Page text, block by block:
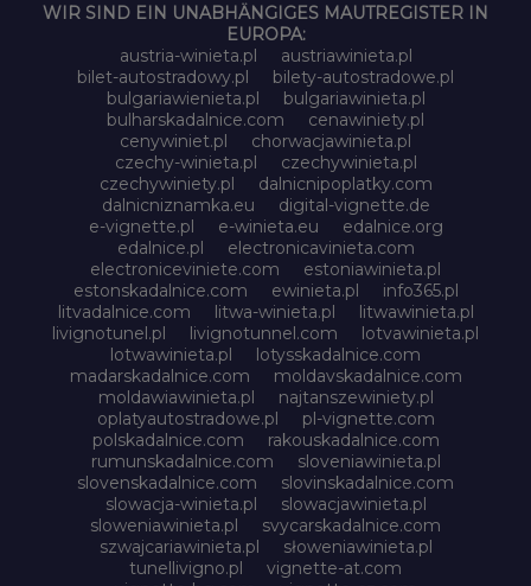
WIR SIND EIN UNABHÄNGIGES MAUTREGISTER IN
EUROPA:
austria-winieta.pl
austriawinieta.pl
bilet-autostradowy.pl
bilety-autostradowe.pl
bulgariawienieta.pl
bulgariawinieta.pl
bulharskadalnice.com
cenawiniety.pl
cenywiniet.pl
chorwacjawinieta.pl
czechy-winieta.pl
czechywinieta.pl
czechywiniety.pl
dalnicnipoplatky.com
dalnicniznamka.eu
digital-vignette.de
e-vignette.pl
e-winieta.eu
edalnice.org
edalnice.pl
electronicavinieta.com
electroniceviniete.com
estoniawinieta.pl
estonskadalnice.com
ewinieta.pl
info365.pl
litvadalnice.com
litwa-winieta.pl
litwawinieta.pl
livignotunel.pl
livignotunnel.com
lotvawinieta.pl
lotwawinieta.pl
lotysskadalnice.com
madarskadalnice.com
moldavskadalnice.com
moldawiawinieta.pl
najtanszewiniety.pl
oplatyautostradowe.pl
pl-vignette.com
polskadalnice.com
rakouskadalnice.com
rumunskadalnice.com
sloveniawinieta.pl
slovenskadalnice.com
slovinskadalnice.com
slowacja-winieta.pl
slowacjawinieta.pl
sloweniawinieta.pl
svycarskadalnice.com
szwajcariawinieta.pl
słoweniawinieta.pl
tunellivigno.pl
vignette-at.com